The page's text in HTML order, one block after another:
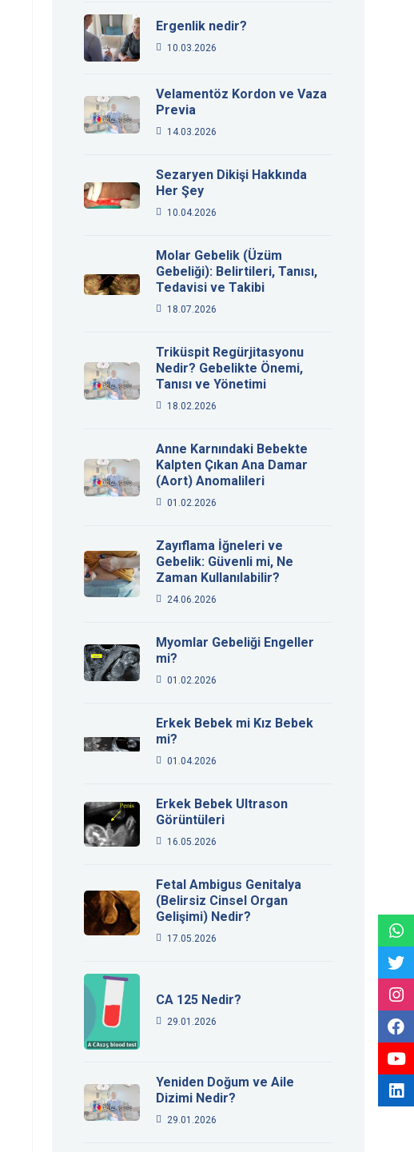
Ergenlik nedir?
10.03.2026
Velamentöz Kordon ve Vaza
Previa
14.03.2026
Sezaryen Dikişi Hakkında
Her Şey
10.04.2026
Molar Gebelik (Üzüm
Gebeliği): Belirtileri, Tanısı,
Tedavisi ve Takibi
18.07.2026
Triküspit Regürjitasyonu
Nedir? Gebelikte Önemi,
Tanısı ve Yönetimi
18.02.2026
Anne Karnındaki Bebekte
Kalpten Çıkan Ana Damar
(Aort) Anomalileri
01.02.2026
Zayıflama İğneleri ve
Gebelik: Güvenli mi, Ne
Zaman Kullanılabilir?
24.06.2026
Myomlar Gebeliği Engeller
mi?
01.02.2026
Erkek Bebek mi Kız Bebek
mi?
01.04.2026
Erkek Bebek Ultrason
Görüntüleri
16.05.2026
Fetal Ambigus Genitalya
(Belirsiz Cinsel Organ
Gelişimi) Nedir?
17.05.2026
CA 125 Nedir?
29.01.2026
Yeniden Doğum ve Aile
Dizimi Nedir?
29.01.2026